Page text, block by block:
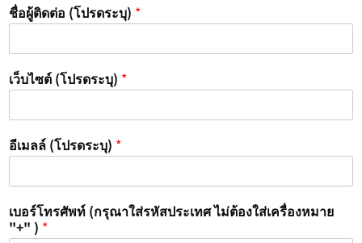
ชื่อผู้ติดต่อ (โปรดระบุ) *
เว็บไซต์ (โปรดระบุ) *
อีเมลล์ (โปรดระบุ) *
เบอร์โทรศัพท์ (กรุณาใส่รหัสประเทศ ไม่ต้องใส่เครื่องหมาย
"+" ) *